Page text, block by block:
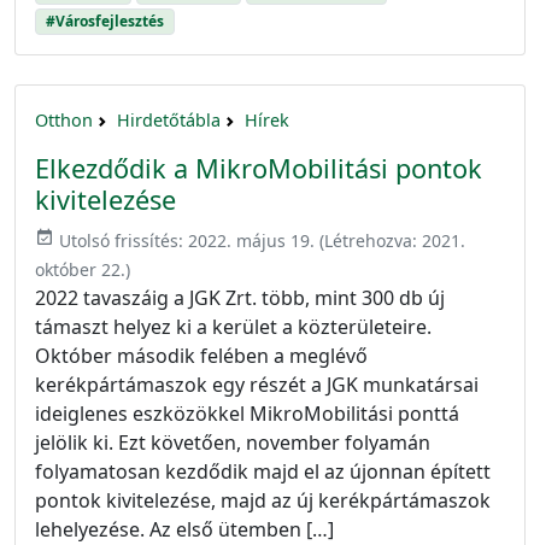
#Városfejlesztés
Otthon Hirdetőtábla Hírek
Elkezdődik a MikroMobilitási pontok
kivitelezése
event_available Utolsó frissítés: 2022. május 19. (Létrehozva: 2021.
október 22.)
2022 tavaszáig a JGK Zrt. több, mint 300 db új
támaszt helyez ki a kerület a közterületeire.
Október második felében a meglévő
kerékpártámaszok egy részét a JGK munkatársai
ideiglenes eszközökkel MikroMobilitási ponttá
jelölik ki. Ezt követően, november folyamán
folyamatosan kezdődik majd el az újonnan épített
pontok kivitelezése, majd az új kerékpártámaszok
lehelyezése. Az első ütemben […]